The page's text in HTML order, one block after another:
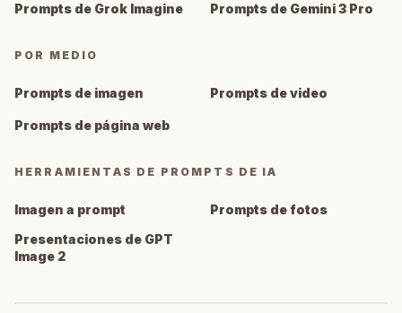
Prompts de Grok Imagine Prompts de Gemini 3 Pro
POR MEDIO
Prompts de imagen Prompts de video
Prompts de página web
HERRAMIENTAS DE PROMPTS DE IA
Imagen a prompt
Prompts de fotos
Presentaciones de GPT
Image 2